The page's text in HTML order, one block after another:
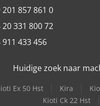
201 857 861 0
20 331 800 72
911 433 456
Huidige zoek naar
Ex 50 Hst Kira
Kioti Ck 22 Hst